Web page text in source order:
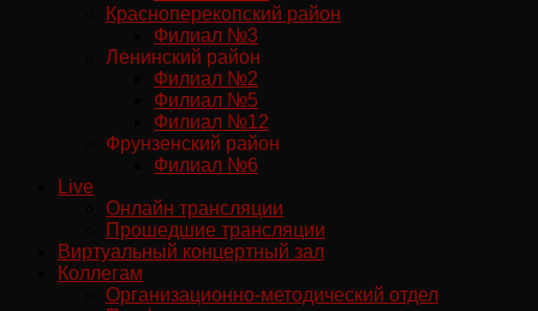
Красноперекопский район
Филиал №3
Ленинский район
Филиал №2
Филиал №5
Филиал №12
Фрунзенский район
Филиал №6
Live
Онлайн трансляции
Прошедшие трансляции
Виртуальный концертный зал
Коллегам
Организационно-методический отдел